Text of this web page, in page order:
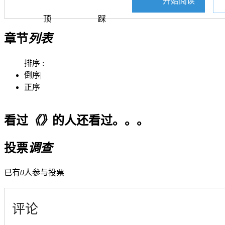
顶 踩
章节列表
排序 :
倒序|
正序
看过《》 的人还看过。。。
投票调查
已有0人参与投票
评论